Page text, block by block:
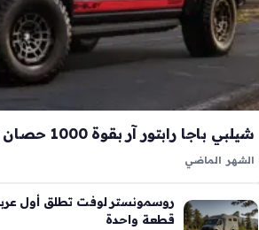
الشهر الماضي
الأداء التقليدية في شاحنات البيك أب، إذ ارتقت
بفضل تعديلات…
روسمونستر لوفت تطلق أول
قطعة واحدة